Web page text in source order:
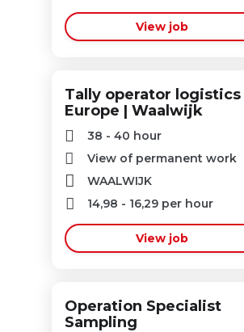
View job
Tally operator logistics
Europe | Waalwijk
38 - 40 hour
View of permanent work
WAALWIJK
14,98 - 16,29 per hour
View job
Operation Specialist
Sampling